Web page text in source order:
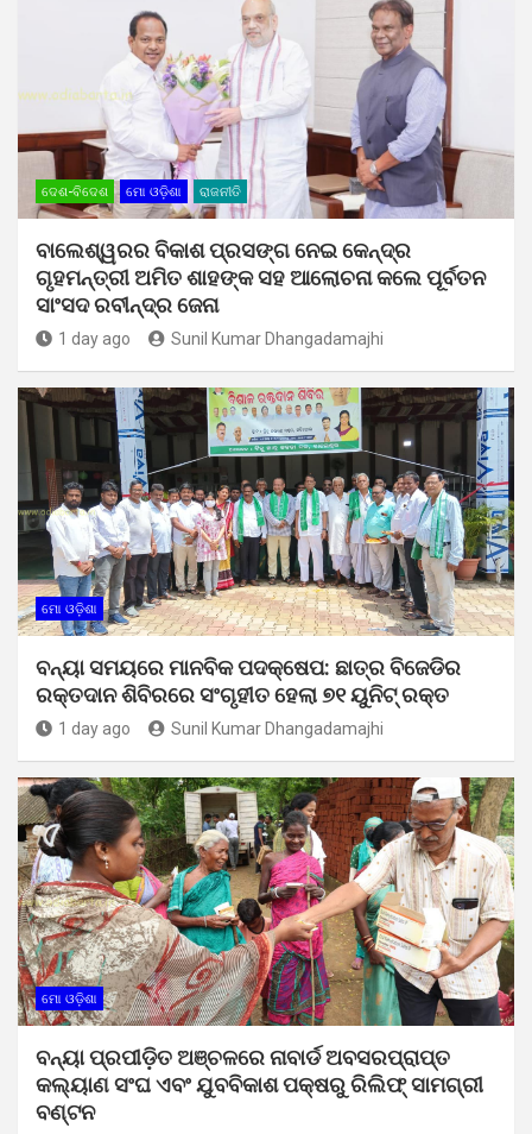
ଦେଶ-ବିଦେଶ ମୋ ଓଡ଼ିଶା ରାଜନୀତି
ବାଲେଶ୍ୱରର ବିକାଶ ପ୍ରସଙ୍ଗ ନେଇ କେନ୍ଦ୍ର
ଗୃହମନ୍ତ୍ରୀ ଅମିତ ଶାହଙ୍କ ସହ ଆଲୋଚନା କଲେ ପୂର୍ବତନ
ସାଂସଦ ରବୀନ୍ଦ୍ର ଜେନା
1 day ago Sunil Kumar Dhangadamajhi
ମୋ ଓଡ଼ିଶା
ବନ୍ୟା ସମୟରେ ମାନବିକ ପଦକ୍ଷେପ: ଛାତ୍ର ବିଜେଡିର
ରକ୍ତଦାନ ଶିବିରରେ ସଂଗୃହୀତ ହେଲା ୭୧ ୟୁନିଟ୍ ରକ୍ତ
1 day ago Sunil Kumar Dhangadamajhi
ମୋ ଓଡ଼ିଶା
ବନ୍ୟା ପ୍ରପୀଡ଼ିତ ଅଞ୍ଚଳରେ ନାବାର୍ଡ ଅବସରପ୍ରାପ୍ତ
କଲ୍ୟାଣ ସଂଘ ଏବଂ ଯୁବବିକାଶ ପକ୍ଷରୁ ରିଲିଫ୍ ସାମଗ୍ରୀ
ବଣ୍ଟନ